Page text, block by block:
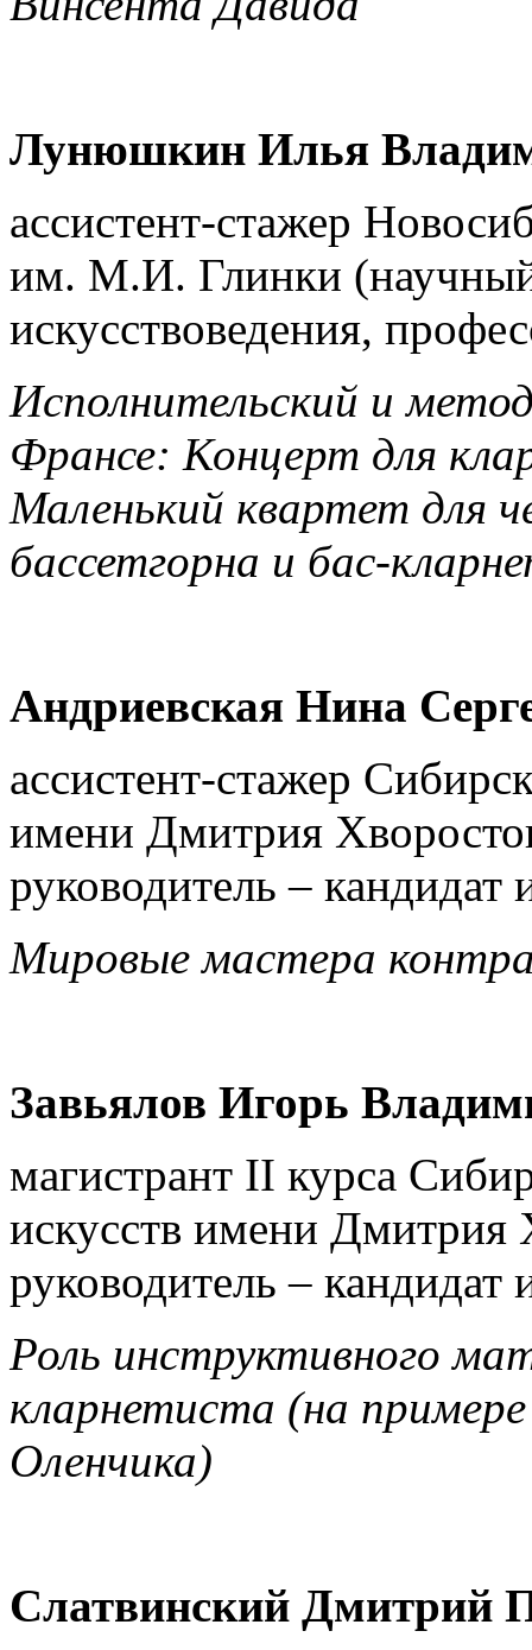
Лунюшкин Илья
ассистент-стажер
им. М.И. Глинки (научный
искусствоведения,
Исполнительский и
Франсе: Концерт для
Маленький квартет для
бассетгорна и бас-
Андриевская Нина
ассистент-стажер
имени Дмитрия
руководитель –
Мировые мастера
Завьялов Игорь
магистрант II курса
искусств имени Дмитрия
руководитель –
Роль инструктивного
кларнетиста (на
Оленчика)
Слатвинский Дмитрий